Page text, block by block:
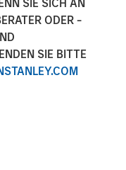
SIE SICH AN
ODER -
SIE BITTE